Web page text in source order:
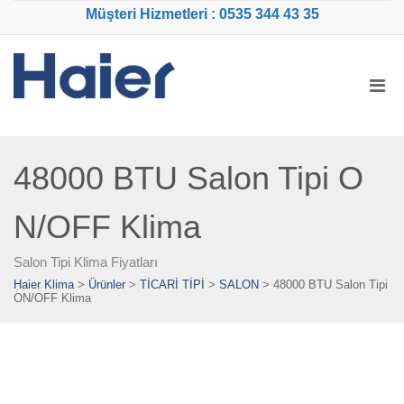
Müşteri Hizmetleri : 0535 344 43 35
48000 BTU Salon Tipi O
N/OFF Klima
Salon Tipi Klima Fiyatları
Haier Klima> Ürünler > TİCARİ TİPİ > SALON > 48000 BTU Salon Tipi
ON/OFF Klima